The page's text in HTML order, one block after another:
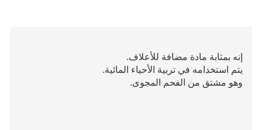
إنه بمثابة مادة مضافة للأعلاف.
يتم استخدامه في تربية الأحياء المائية.
وهو مشتق من الفحم المجوى.